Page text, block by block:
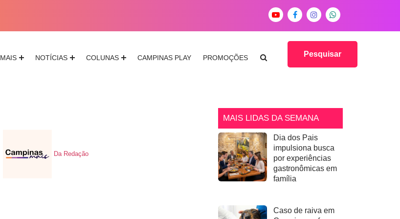
MAIS NOTÍCIAS COLUNAS CAMPINAS PLAY PROMOÇÕES Pesquisar
Da Redação
MAIS LIDAS DA SEMANA
Dia dos Pais
impulsiona busca
por experiências
gastronômicas em
família
Caso de raiva em